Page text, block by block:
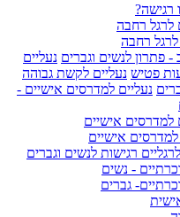
רגישה?
לרגל רחבה
לרגל רחבה
- פתרון לנשים וגברים נעליים
פטיש נעליים לקשת גבוהה
נעליים למדרסים אישיים -
למדרסים אישיים
למדרסים אישיים
רגישות לנשים וגברים
- נשים
גברים